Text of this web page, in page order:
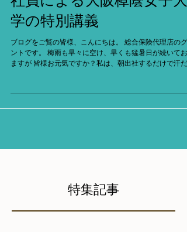
社員による大阪樟蔭女子大
学の特別講義
ブログをご覧の皆様、こんにちは。 総合保険代理店のグ
さいね。...
特集記事